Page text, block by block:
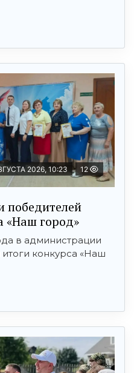
2026, 10:23 12
победителей
«Наш город»
в администрации
конкурса «Наш